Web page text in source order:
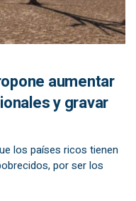
aumentar
y gravar
los países ricos tienen
por ser los